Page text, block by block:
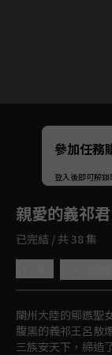
Unmute
如有不
參加任務
登入後即可解
親愛的義祁君
已完結 / 共 38 集
闌州大陸的鄔鏃聖
腹黑的義祁王呂敖
三族安天下，締造